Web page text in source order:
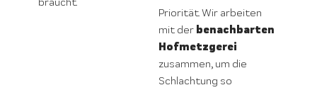
Priorität. Wir arbeiten
mit der benachbarten
Hofmetzgerei
zusammen, um die
Schlachtung so